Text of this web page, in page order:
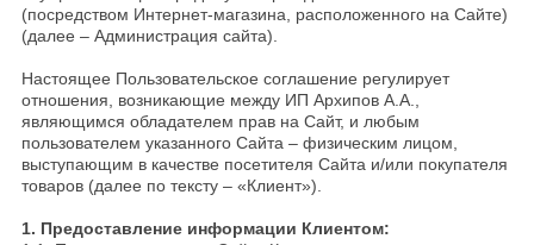
(посредством Интернет-магазина, расположенного на Сайте)
(далее – Администрация сайта).
Настоящее Пользовательское соглашение регулирует
отношения, возникающие между ИП Архипов А.А.,
являющимся обладателем прав на Сайт, и любым
пользователем указанного Сайта – физическим лицом,
выступающим в качестве посетителя Сайта и/или покупателя
товаров (далее по тексту – «Клиент»).
1. Предоставление информации Клиентом: